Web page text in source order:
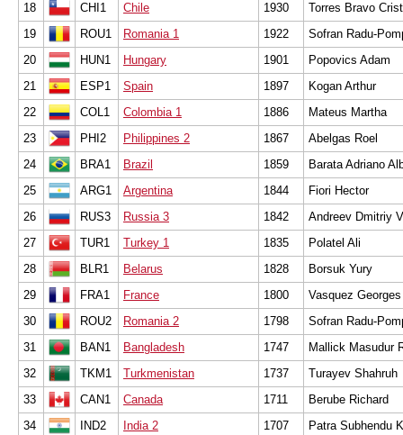
18
CHI1 Chile 1930
Torres Bravo
19
ROU1 Romania 1 1922
Sofran Radu-
20
HUN1 Hungary 1901
Popovics Adam
21
ESP1 Spain 1897
Kogan Arthur
22
COL1 Colombia 1 1886
Mateus Martha
23
PHI2 Philippines 2 1867
Abelgas Roel
24
BRA1 Brazil 1859
Barata Adriano
25
ARG1 Argentina 1844
Fiori Hector
26
RUS3 Russia 3 1842
Andreev Dmitriy
27
TUR1 Turkey 1 1835
Polatel Ali
28
BLR1 Belarus 1828
Borsuk Yury
29
FRA1 France 1800
Vasquez Georges
30
ROU2 Romania 2 1798
Sofran Radu-
31
BAN1 Bangladesh 1747
Mallick Masudur
32
TKM1 Turkmenistan 1737
Turayev Shahruh
33
CAN1 Canada 1711
Berube Richard
34
IND2 India 2 1707
Patra Subhendu